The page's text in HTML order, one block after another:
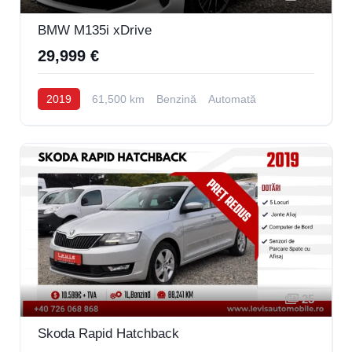
BMW M135i xDrive
29,999 €
2019 61,500 km Benzină Automată
25
Skoda Rapid Hatchback